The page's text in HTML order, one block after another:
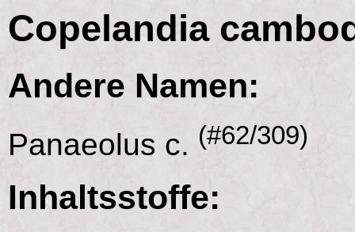
Copelandia
Andere Namen:
Panaeolus c. (#62/309)
Inhaltsstoffe: